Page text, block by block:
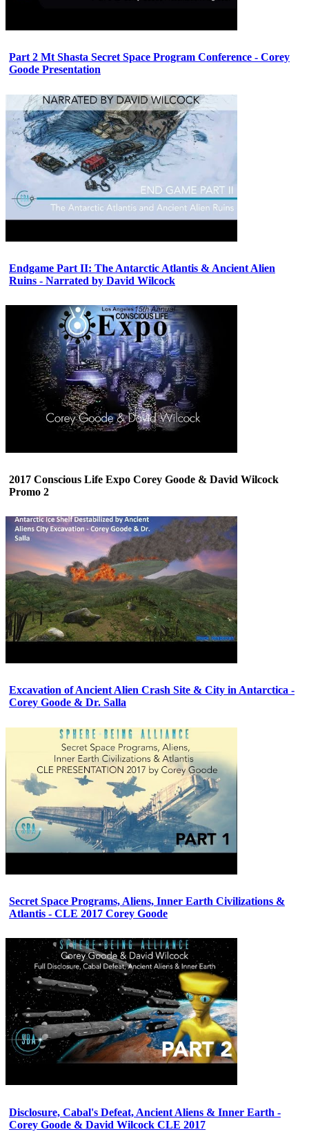
Part 2 Mt Shasta Secret Space Program Conference - Corey
Goode Presentation
Endgame Part II: The Antarctic Atlantis & Ancient Alien
Ruins - Narrated by David Wilcock
2017 Conscious Life Expo Corey Goode & David Wilcock
Promo 2
Excavation of Ancient Alien Crash Site & City in Antarctica -
Corey Goode & Dr. Salla
Secret Space Programs, Aliens, Inner Earth Civilizations &
Atlantis - CLE 2017 Corey Goode
Disclosure, Cabal's Defeat, Ancient Aliens & Inner Earth -
Corey Goode & David Wilcock CLE 2017